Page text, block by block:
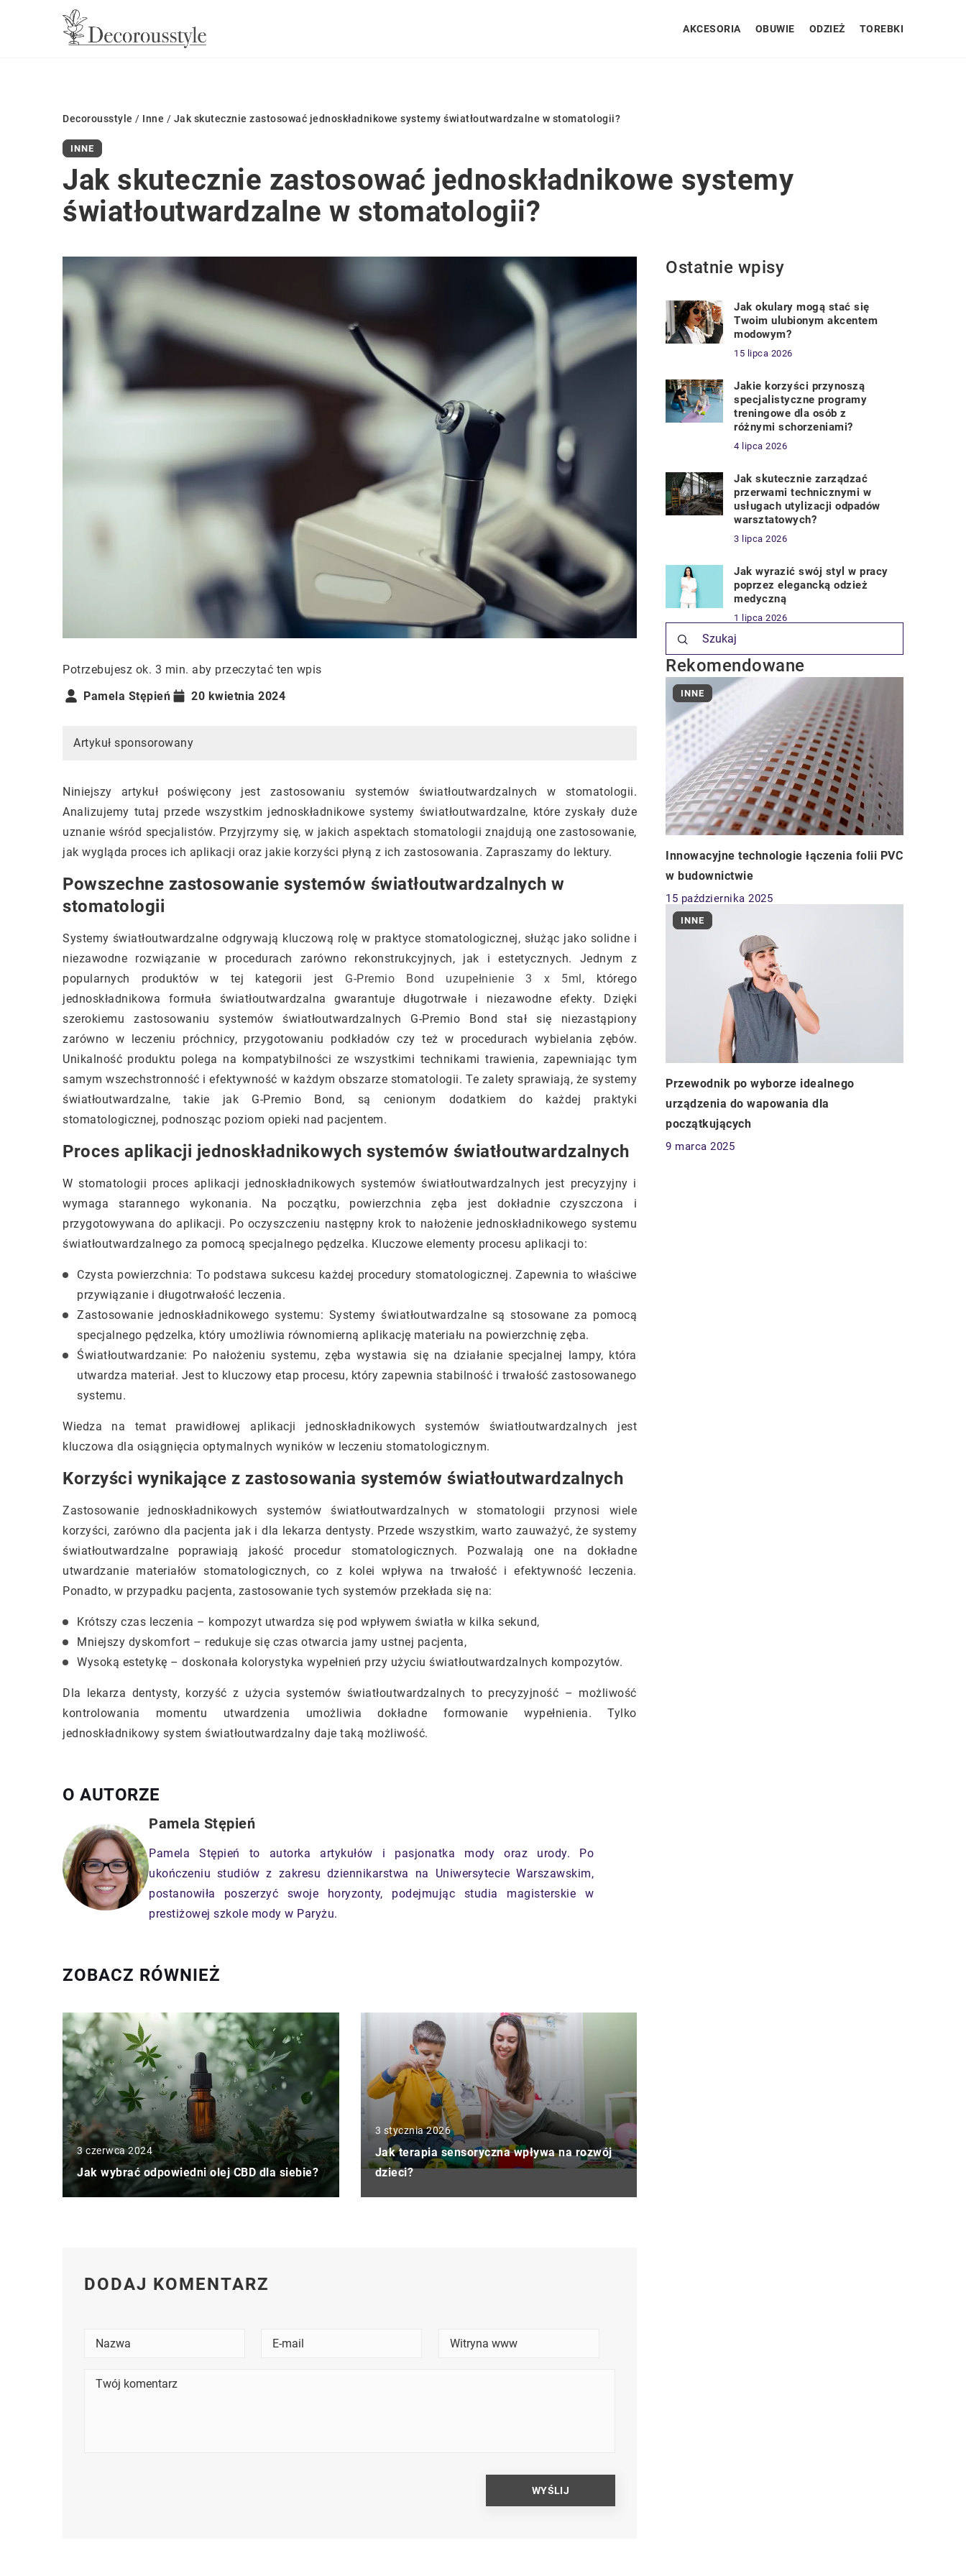
AKCESORIA OBUWIE ODZIEŻ TOREBKI
Decorousstyle / Inne / Jak skutecznie zastosować jednoskładnikowe systemy światłoutwardzalne w stomatologii?
INNE
Jak skutecznie zastosować jednoskładnikowe systemy
światłoutwardzalne w stomatologii?
Potrzebujesz ok. 3 min. aby przeczytać ten wpis
Pamela Stępień
20 kwietnia 2024
Artykuł sponsorowany
Niniejszy artykuł poświęcony jest zastosowaniu systemów światłoutwardzalnych w stomatologii.
Analizujemy tutaj przede wszystkim jednoskładnikowe systemy światłoutwardzalne, które zyskały duże
uznanie wśród specjalistów. Przyjrzymy się, w jakich aspektach stomatologii znajdują one zastosowanie,
jak wygląda proces ich aplikacji oraz jakie korzyści płyną z ich zastosowania. Zapraszamy do lektury.
Powszechne zastosowanie systemów światłoutwardzalnych w
stomatologii
Systemy światłoutwardzalne odgrywają kluczową rolę w praktyce stomatologicznej, służąc jako solidne i
niezawodne rozwiązanie w procedurach zarówno rekonstrukcyjnych, jak i estetycznych. Jednym z
popularnych produktów w tej kategorii jest G-Premio Bond uzupełnienie 3 x 5ml , którego
jednoskładnikowa formuła światłoutwardzalna gwarantuje długotrwałe i niezawodne efekty. Dzięki
szerokiemu zastosowaniu systemów światłoutwardzalnych G-Premio Bond stał się niezastąpiony
zarówno w leczeniu próchnicy, przygotowaniu podkładów czy też w procedurach wybielania zębów.
Unikalność produktu polega na kompatybilności ze wszystkimi technikami trawienia, zapewniając tym
samym wszechstronność i efektywność w każdym obszarze stomatologii. Te zalety sprawiają, że systemy
światłoutwardzalne, takie jak G-Premio Bond, są cenionym dodatkiem do każdej praktyki
stomatologicznej, podnosząc poziom opieki nad pacjentem.
Proces aplikacji jednoskładnikowych systemów światłoutwardzalnych
W stomatologii proces aplikacji jednoskładnikowych systemów światłoutwardzalnych jest precyzyjny i
wymaga starannego wykonania. Na początku, powierzchnia zęba jest dokładnie czyszczona i
przygotowywana do aplikacji. Po oczyszczeniu następny krok to nałożenie jednoskładnikowego systemu
światłoutwardzalnego za pomocą specjalnego pędzelka. Kluczowe elementy procesu aplikacji to:
Czysta powierzchnia: To podstawa sukcesu każdej procedury stomatologicznej. Zapewnia to właściwe
przywiązanie i długotrwałość leczenia.
Zastosowanie jednoskładnikowego systemu: Systemy światłoutwardzalne są stosowane za pomocą
specjalnego pędzelka, który umożliwia równomierną aplikację materiału na powierzchnię zęba.
Światłoutwardzanie: Po nałożeniu systemu, zęba wystawia się na działanie specjalnej lampy, która
utwardza materiał. Jest to kluczowy etap procesu, który zapewnia stabilność i trwałość zastosowanego
systemu.
Wiedza na temat prawidłowej aplikacji jednoskładnikowych systemów światłoutwardzalnych jest
kluczowa dla osiągnięcia optymalnych wyników w leczeniu stomatologicznym.
Korzyści wynikające z zastosowania systemów światłoutwardzalnych
Zastosowanie jednoskładnikowych systemów światłoutwardzalnych w stomatologii przynosi wiele
korzyści, zarówno dla pacjenta jak i dla lekarza dentysty. Przede wszystkim, warto zauważyć, że systemy
światłoutwardzalne poprawiają jakość procedur stomatologicznych. Pozwalają one na dokładne
utwardzanie materiałów stomatologicznych, co z kolei wpływa na trwałość i efektywność leczenia.
Ponadto, w przypadku pacjenta, zastosowanie tych systemów przekłada się na:
Krótszy czas leczenia – kompozyt utwardza się pod wpływem światła w kilka sekund,
Mniejszy dyskomfort – redukuje się czas otwarcia jamy ustnej pacjenta,
Wysoką estetykę – doskonała kolorystyka wypełnień przy użyciu światłoutwardzalnych kompozytów.
Dla lekarza dentysty, korzyść z użycia systemów światłoutwardzalnych to precyzyjność – możliwość
kontrolowania momentu utwardzenia umożliwia dokładne formowanie wypełnienia. Tylko
jednoskładnikowy system światłoutwardzalny daje taką możliwość.
O AUTORZE
Pamela Stępień
Pamela Stępień to autorka artykułów i pasjonatka mody oraz urody. Po
ukończeniu studiów z zakresu dziennikarstwa na Uniwersytecie Warszawskim,
postanowiła poszerzyć swoje horyzonty, podejmując studia magisterskie w
prestiżowej szkole mody w Paryżu.
ZOBACZ RÓWNIEŻ
3 czerwca 2024
Jak wybrać odpowiedni olej CBD dla siebie?
3 stycznia 2026
Jak terapia sensoryczna wpływa na rozwój
dzieci?
Ostatnie wpisy
Jak okulary mogą stać się
Twoim ulubionym akcentem
modowym?
15 lipca 2026
Jakie korzyści przynoszą
specjalistyczne programy
treningowe dla osób z
różnymi schorzeniami?
4 lipca 2026
Jak skutecznie zarządzać
przerwami technicznymi w
usługach utylizacji odpadów
warsztatowych?
3 lipca 2026
Jak wyrazić swój styl w pracy
poprzez elegancką odzież
medyczną
1 lipca 2026
Rekomendowane
INNE
Innowacyjne technologie łączenia folii PVC
w budownictwie
15 października 2025
INNE
Przewodnik po wyborze idealnego
urządzenia do wapowania dla
początkujących
9 marca 2025
DODAJ KOMENTARZ